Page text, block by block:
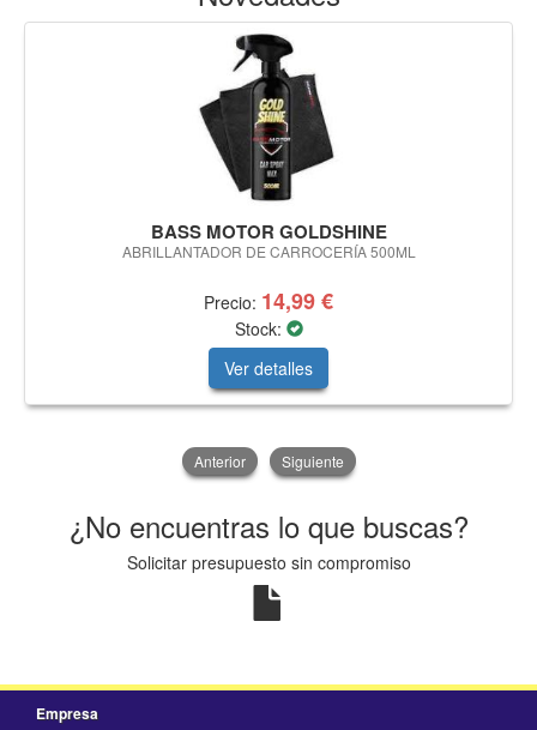
BASS MOTOR GOLDSHINE
ABRILLANTADOR DE CARROCERÍA 500ML
Precio: 14,99 €
Stock:
Ver detalles
Anterior Siguiente
¿No encuentras lo que buscas?
Solicitar presupuesto sin compromiso
Empresa